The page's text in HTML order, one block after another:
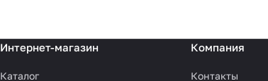
Интернет-магазин
Каталог
Компания
Контакты